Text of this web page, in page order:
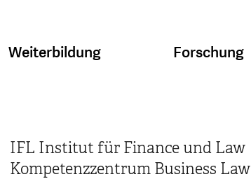
Weiterbildung Forschung
IFL Institut für Finance und Law
Kompetenzzentrum Business Law